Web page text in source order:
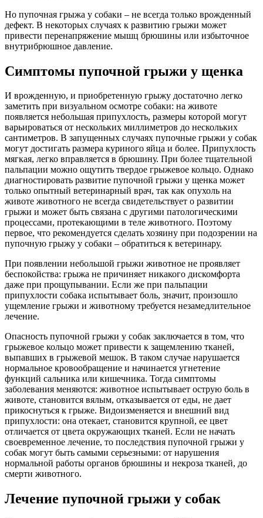
Но пупочная грыжа у собаки – не всегда только врожденный
дефект. В некоторых случаях к развитию грыжи может
привести перенапряжение мышц брюшины или избыточное
внутрибрюшное давление.
Симптомы пупочной грыжи у щенка
И врожденную, и приобретенную грыжу достаточно легко
заметить при визуальном осмотре собаки: на животе
появляется небольшая припухлость, размеры которой могут
варьироваться от нескольких миллиметров до нескольких
сантиметров. В запущенных случаях пупочные грыжи у собак
могут достигать размера куриного яйца и более. Припухлость
мягкая, легко вправляется в брюшину. При более тщательной
пальпации можно ощутить твердое грыжевое кольцо. Однако
диагностировать развитие пупочной грыжи у щенка может
только опытный ветеринарный врач, так как опухоль на
животе животного не всегда свидетельствует о развитии
грыжи и может быть связана с другими патологическими
процессами, протекающими в теле животного. Поэтому
первое, что рекомендуется сделать хозяину при подозрении на
пупочную грыжу у собаки – обратиться к ветеринару.
При появлении небольшой грыжи животное не проявляет
беспокойства: грыжа не причиняет никакого дискомфорта
даже при прощупывании. Если же при пальпации
припухлости собака испытывает боль, значит, произошло
ущемление грыжи и животному требуется незамедлительное
лечение.
Опасность пупочной грыжи у собак заключается в том, что
грыжевое кольцо может привести к защемлению тканей,
выпавших в грыжевой мешок. В таком случае нарушается
нормальное кровообращение и начинается угнетение
функций сальника или кишечника. Тогда симптомы
заболевания меняются: животное испытывает острую боль в
животе, становится вялым, отказывается от еды, не дает
прикоснуться к грыже. Видоизменяется и внешний вид
припухлости: она отекает, становится крупной, ее цвет
отличается от цвета окружающих тканей. Если не начать
своевременное лечение, то последствия пупочной грыжи у
собак могут быть самыми серьезными: от нарушения
нормальной работы органов брюшины и некроза тканей, до
смерти животного.
Лечение пупочной грыжи у собак